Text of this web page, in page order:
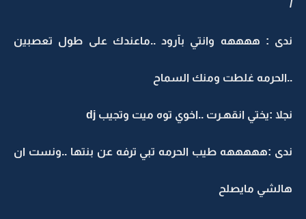
/
ندى : ههههه وانتي بآرود ..ماعندك على طول تعصبين
..الحرمه غلطت ومنك السماح
نجلا :يختي انقهـرت ..اخوي توه ميت وتجيب dj
ندى :هههههه طيب الحرمه تبي ترفه عن بنتها ..ونست ان
هالشي مايصلح